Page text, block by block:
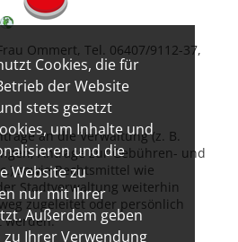
Cookies, die für
der Website
stets gesetzt
um Inhalte und
und die
Website zu
nur mit Ihrer
Außerdem geben
Ihrer Verwendung
Ommert, Tel. 06407/9112-37,
an die Verwaltung (z. B.
Anträge zur Gebühren- und
sowie Rechtsmittel wie
Stadtverwaltung weiterhin
zugeleitet oder persönlich
werden.